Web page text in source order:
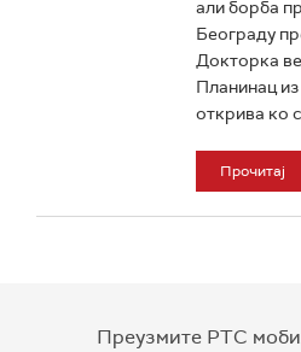
али борба
Београду
Докторка
Планинац
открива ко
Прочитај
Преузмите РТС